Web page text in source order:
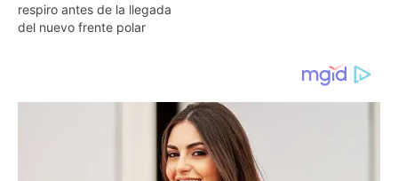
respiro antes de la llegada
del nuevo frente polar